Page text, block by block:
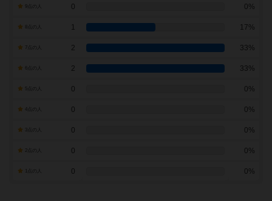
0 0%
1 17%
7点の人 2 33%
2 33%
0 0%
0 0%
0 0%
0 0%
0 0%